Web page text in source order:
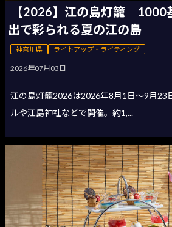
【2026】江の島灯籠 1000
出で彩られる夏の江の島
神奈川県 ライトアップ・ライティング
2026年07月03日
江の島灯籠2026は2026年8月1日〜9月23
ルや江島神社などで開催。約1,...